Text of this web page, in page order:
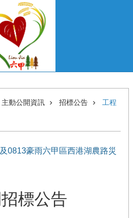
主動公開資訊 招標公告 工程
0813豪雨六甲區西港湖農路災
標公告